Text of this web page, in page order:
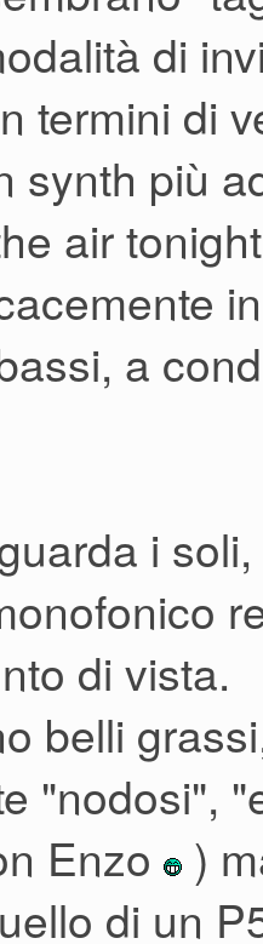
di giorni
come
Enrico
di un
poveri",
i coni dei
un Synth
di
termini di
synth più
air
a
i
di vista.
belli
"nodosi",
Enzo
)
di un